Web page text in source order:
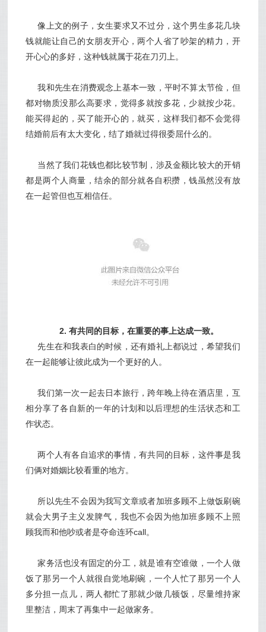
像上文的例子，女生要求又不过分，这个男生多花几块
钱就能让自己的女朋友开心，两个人省了吵架的精力，开
开心心的多好，这种钱就属于花在刀刃上。
我和先生在消费观念上基本一致，平时不算太节俭，但
都对物质没那么高要求，觉得多就按多花，少就按少花。
能买得起的，买了能开心的，就买，这样我们都不会觉得
结婚前后有太大变化，结了婚就过得很委屈什么的。
当然了我们花钱也都比较节制，涉及金额比较大的开销
都是两个人商量，结余的部分就各自积攒，钱虽然没有放
在一起管但也互相信任。
2. 有共同的目标，在重要的事上达成一致。
先生在和我表白的时候，还有婚礼上都说过，希望我们
在一起能够让彼此成为一个更好的人。
我们第一次一起去日本旅行，跨年晚上待在酒店里，互
相分享了各自新的一年的计划和以后理想的生活状态和工
作状态。
两个人有各自追求的事情，有共同的目标，这件事是我
们俩对婚姻比较看重的地方。
所以先生不会因为我写文章或者加班多顾不上做饭刷碗
就会大男子主义发脾气，我也不会因为他加班多顾不上照
顾我而和他吵或者是夺命连环call。
家务活也没有固定的分工，就是谁有空谁做，一个人做
饭了那另一个人就很自觉地刷碗，一个人忙了那另一个人
多分担一点儿，两人都忙了那就少做几顿饭，尽量维持家
里整洁，周末了再集中一起做家务。